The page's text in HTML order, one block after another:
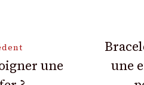
une
une